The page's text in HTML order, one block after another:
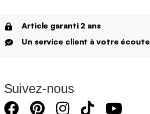
Article garanti 2 ans
Un service client à votre écoute
Suivez-nous